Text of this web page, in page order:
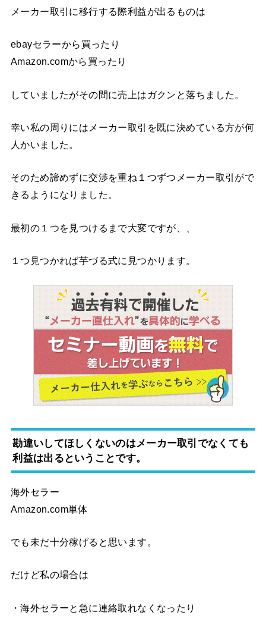
メーカー取引に移行する際利益が出るものは
ebayセラーから買ったり
Amazon.comから買ったり
していましたがその間に売上はガクンと落ちました。
幸い私の周りにはメーカー取引を既に決めている方が何
人かいました。
そのため諦めずに交渉を重ね１つずつメーカー取引がで
きるようになりました。
最初の１つを見つけるまで大変ですが、、
１つ見つかれば芋づる式に見つかります。
勘違いしてほしくないのはメーカー取引でなくても
利益は出るということです。
海外セラー
Amazon.com単体
でも未だ十分稼げると思います。
だけど私の場合は
・海外セラーと急に連絡取れなくなったり